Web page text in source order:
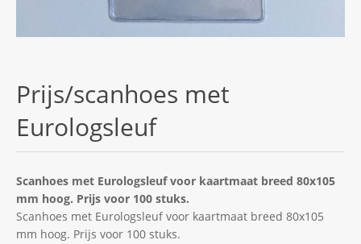
Prijs/scanhoes met
Eurologsleuf
Scanhoes met Eurologsleuf voor kaartmaat breed 80x105
mm hoog. Prijs voor 100 stuks.
Scanhoes met Eurologsleuf voor kaartmaat breed 80x105
mm hoog. Prijs voor 100 stuks.